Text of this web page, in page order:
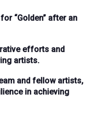
“Golden” after an
efforts and
artists.
and fellow artists,
in achieving